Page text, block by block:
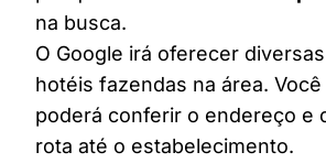
na busca.
O Google irá oferecer
hotéis fazendas na área.
poderá conferir o endereço e
rota até o estabelecimento.